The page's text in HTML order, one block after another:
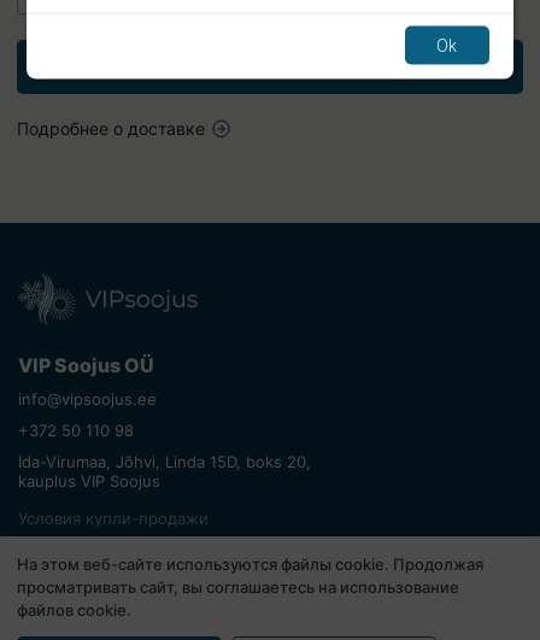
Подробнее о доставке
VIP Soojus OÜ
info@vipsoojus.ee
+372 50 110 98
Ida-Virumaa, Jõhvi, Linda 15D, boks 20,
kauplus VIP Soojus
Условия купли-продажи
Политика конфиденциальности
На этом веб-сайте используются файлы cookie. Продолжая
просматривать сайт, вы соглашаетесь на использование
файлов cookie.
Ok